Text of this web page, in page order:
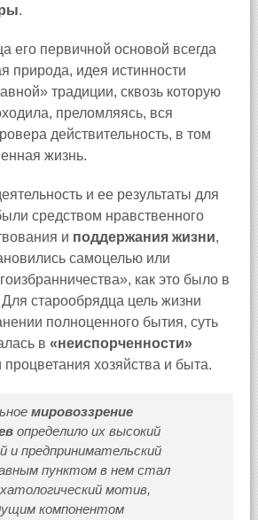
.
его первичной основой всегда
природа, идея истинности
традиции, сквозь которую
преломляясь, вся
действительность, в том
жизнь.
и ее результаты для
средством нравственного
и поддержания жизни,
самоцелью или
как это было в
старообрядца цель жизни
полноценного бытия, суть
в «неиспорченности»
процветания хозяйства и быта.
мировоззрение
определило их высокий
и предпринимательский
пунктом в нем стал
мотив,
компонентом